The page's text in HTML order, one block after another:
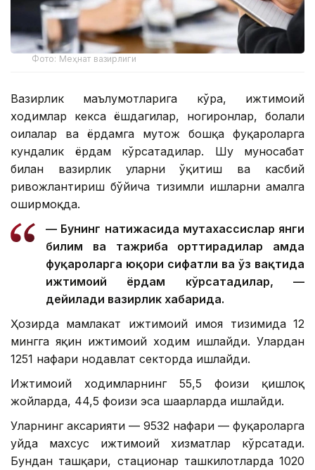
Фото: Меҳнат вазирлиги
Вазирлик маълумотларига кўра, ижтимоий
ходимлар кекса ёшдагилар, ногиронлар, болали
оилалар ва ёрдамга муҳтож бошқа фуқароларга
кундалик ёрдам кўрсатадилар. Шу муносабат
билан вазирлик уларни ўқитиш ва касбий
ривожлантириш бўйича тизимли ишларни амалга
оширмоқда.
— Бунинг натижасида мутахассислар янги
билим ва тажриба орттирадилар ҳамда
фуқароларга юқори сифатли ва ўз вақтида
ижтимоий ёрдам кўрсатадилар, —
дейилади вазирлик хабарида.
Ҳозирда мамлакат ижтимоий ҳимоя тизимида 12
мингга яқин ижтимоий ходим ишлайди. Улардан
1251 нафари нодавлат секторда ишлайди.
Ижтимоий ходимларнинг 55,5 фоизи қишлоқ
жойларда, 44,5 фоизи эса шаҳарларда ишлайди.
Уларнинг аксарияти — 9532 нафари — фуқароларга
уйда махсус ижтимоий хизматлар кўрсатади.
Бундан ташқари, стационар ташкилотларда 1020